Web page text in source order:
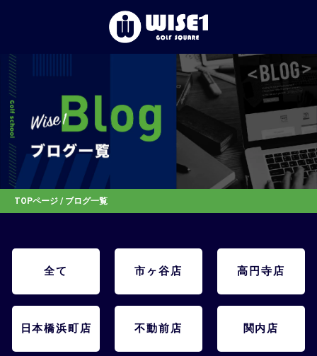
初めての⽅へ
体験レッスン
店舗一覧
お知らせ
会員様メニュー
TOPページ / ブログ一覧
全て 市ヶ谷店 高円寺店
日本橋浜町店 不動前店 関内店